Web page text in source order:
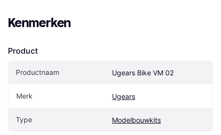
Kenmerken
Product
Productnaam Ugears Bike VM 02
Merk Ugears
Type Modelbouwkits